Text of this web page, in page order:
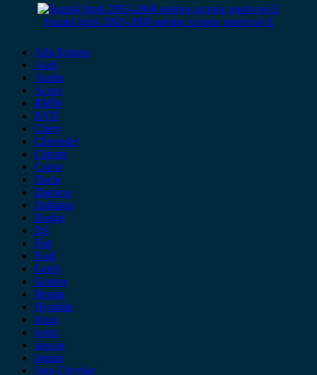
Suzuki Ignis 2003-2008 φανάρι εμπρός αριστερό E
Alfa Romeo
Audi
Austin
Acura
BMW
BYD
Chery
Chevrolet
Citroen
Cupra
Dacia
Daewoo
Daihatsu
Dodge
DS
Fiat
Ford
Geely
Gonow
Honda
Hyundai
Isuzu
iveco
Jaecoo
Jaguar
Jeep Chrysler